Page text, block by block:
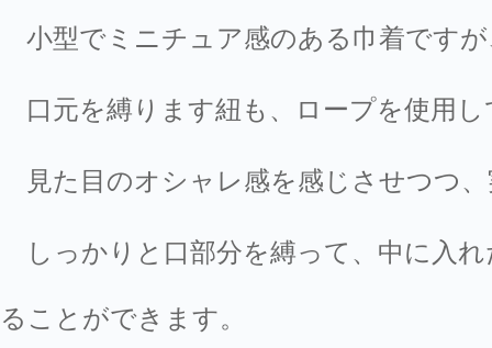
小型でミニチュア感のある巾着ですが
口元を縛ります紐も、ロープを使用
見た目のオシャレ感を感じさせつつ、
しっかりと口部分を縛って、中に入
ることができます。